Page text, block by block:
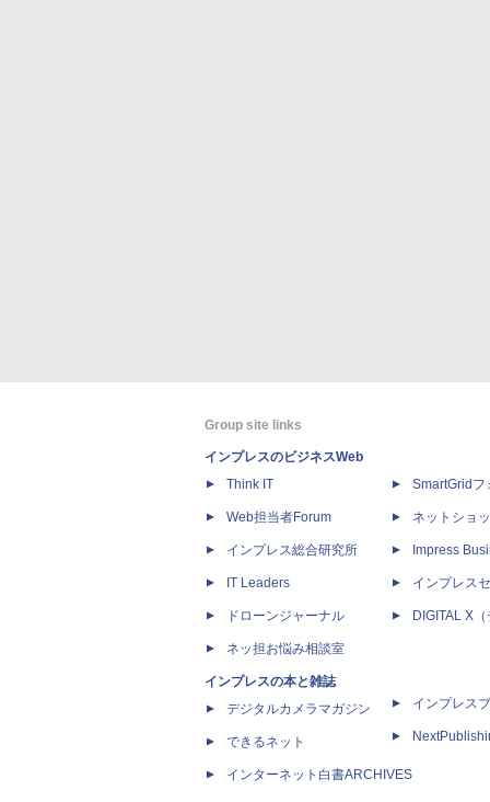
Group site links
インプレスのビジネスWeb
Think IT
Web担当者Forum
インプレス総合研究所
IT Leaders
ドローンジャーナル
ネッ担お悩み相談室
インプレスの本と雑誌
デジタルカメラマガジン
できるネット
インターネット白書ARCHIVES
SmartGridフ
ネットショ
Impress
インプレス
DIGITAL X
インプレス